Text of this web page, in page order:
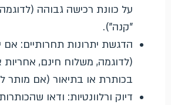
על כוונת רכישה גבוהה
"קנה").
הדגשת יתרונות תחרותיים: אם
(לדוגמה, משלוח חינם,
בכותרת או בתיאור (אם מותר
דיוק ורלוונטיות: ודאו